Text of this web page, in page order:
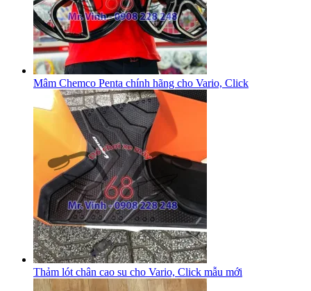
Mâm Chemco Penta chính hãng cho Vario, Click
Thảm lót chân cao su cho Vario, Click mẫu mới